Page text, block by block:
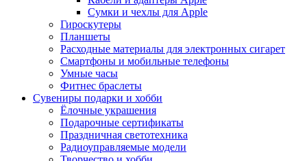
Сумки и чехлы для Apple
Гироскутеры
Планшеты
Расходные материалы для электронных сигарет
Смартфоны и мобильные телефоны
Умные часы
Фитнес браслеты
Сувениры подарки и хобби
Ёлочные украшения
Подарочные сертификаты
Праздничная светотехника
Радиоуправляемые модели